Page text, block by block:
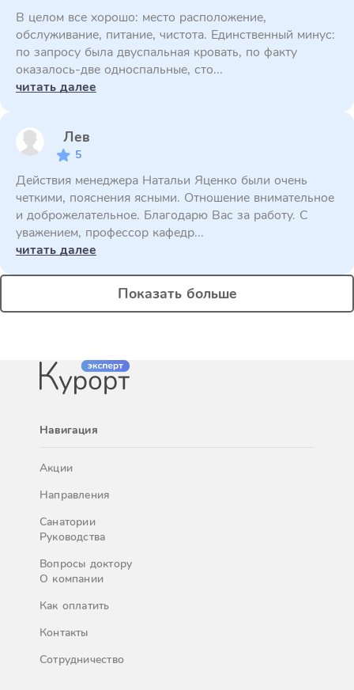
В целом все хорошо: место расположение,
обслуживание, питание, чистота. Единственный минус:
по запросу была двуспальная кровать, по факту
оказалось-две односпальные, сто...
читать далее
Лев
5
Действия менеджера Натальи Яценко были очень
четкими, пояснения ясными. Отношение внимательное
и доброжелательное. Благодарю Вас за работу. С
уважением, профессор кафедр...
читать далее
Показать больше
Навигация
Акции
Направления
Санатории
Руководства
Вопросы доктору
О компании
Как оплатить
Контакты
Сотрудничество